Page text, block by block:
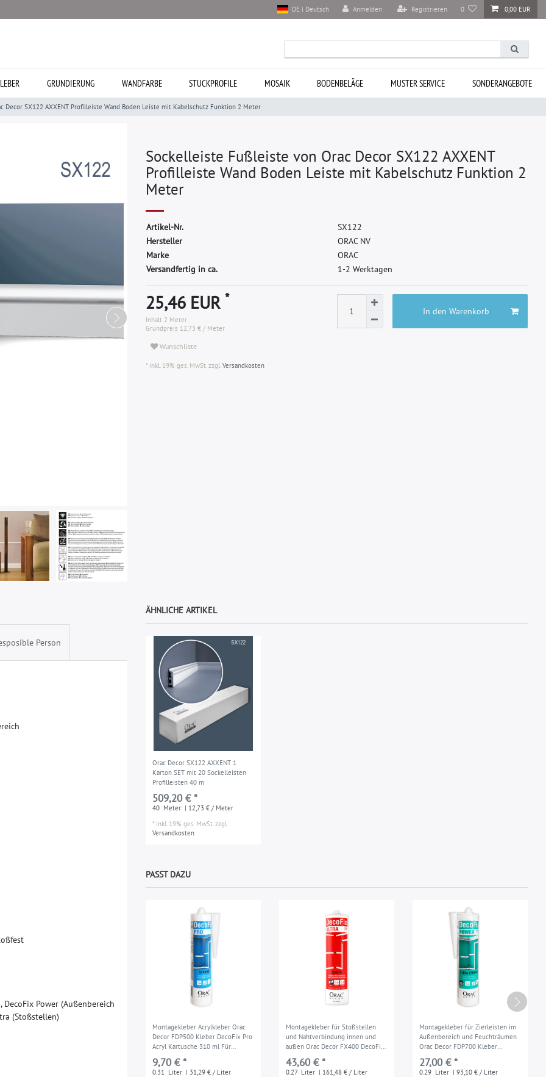
Anmelden Registrieren 0 0,00 EUR
DE | Deutsch
GRUNDIERUNG WANDFARBE STUCKPROFILE MOSAIK BODENBELÄGE MUSTER SERVICE SONDERANGEBOTE
Decor SX122 AXXENT Profilleiste Wand Boden Leiste mit Kabelschutz Funktion 2 Meter
Sockelleiste Fußleiste von Orac Decor SX122 AXXENT
Profilleiste Wand Boden Leiste mit Kabelschutz Funktion 2
Meter
Artikel-Nr. SX122
Hersteller ORAC NV
Marke ORAC
Versandfertig in ca.
1-2 Werktagen
25,46 EUR *
Inhalt 2 Meter
Grundpreis 12,73 € / Meter
In den Warenkorb
Wunschliste
* inkl. 19% ges. MwSt. zzgl.Versandkosten
Person
reich
oßfest
, DecoFix Power (Außenbereich
ra (Stoßstellen)
ÄHNLICHE ARTIKEL
Orac Decor SX122 AXXENT 1
Karton SET mit 20 Sockelleisten
Profilleisten 40 m
509,20 € *
40 Meter | 12,73 € / Meter
* inkl. 19% ges. MwSt.zzgl.
Versandkosten
PASST DAZU
Montagekleber Acrylkleber Orac
Decor FDP500 Kleber DecoFix Pro
Acryl Kartusche 310 ml Für
Zierleisten und Paneele
9,70 € *
0.31 Liter | 31,29 € / Liter
Montagekleber für Stoßstellen
und Nahtverbindung innen und
außen Orac Decor FX400 DecoFix
Ultra Kartusche 270 ml
43,60 € *
0.27 Liter | 161,48 € / Liter
Montagekleber für Zierleisten im
Außenbereich und Feuchträumen
Orac Decor FDP700 Kleber
DecoFix Power Kartusche 290 ml
27,00 € *
0.29 Liter | 93,10 € / Liter